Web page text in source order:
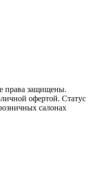
права защищены.
офертой. Статус
салонах